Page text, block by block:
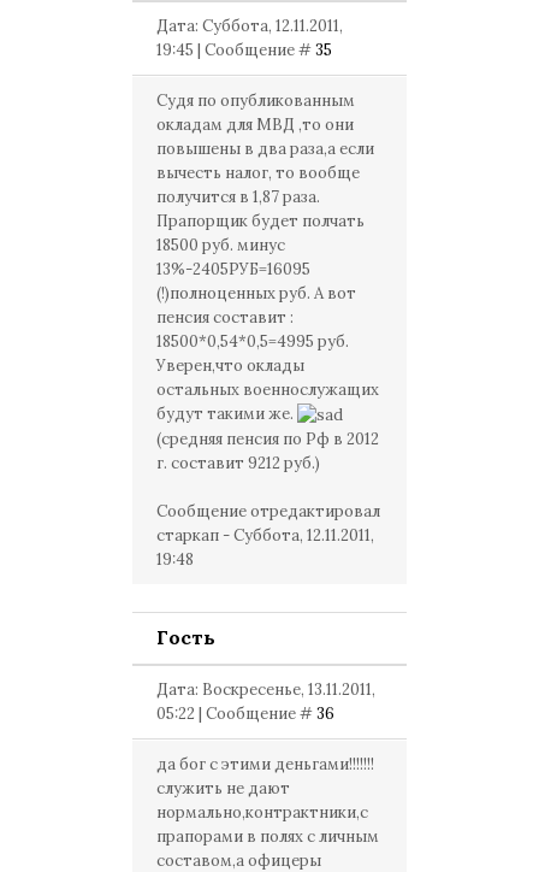
Дата: Суббота, 12.11.2011,
19:45 | Сообщение #35
Судя по опубликованным
окладам для МВД ,то они
повышены в два раза,а если
вычесть налог, то вообще
получится в 1,87 раза.
Прапорщик будет полчать
18500 руб. минус
13%-2405РУБ=16095
(!)полноценных руб. А вот
пенсия составит :
18500*0,54*0,5=4995 руб.
Уверен,что оклады
остальных военнослужащих
будут такими же.
(средняя пенсия по Рф в 2012
г. составит 9212 руб.)
Сообщение отредактировал
старкап -Суббота, 12.11.2011,
19:48
Гость
Дата: Воскресенье, 13.11.2011,
05:22 | Сообщение #36
да бог с этими деньгами!!!!!!!
служить не дают
нормально,контрактники,с
прапорами в полях с личным
составом,а офицеры